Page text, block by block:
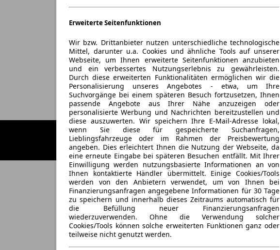
Erweiterte Seitenfunktionen
Wir bzw. Drittanbieter nutzen unterschiedliche technologische
Mittel, darunter u.a. Cookies und ähnliche Tools auf unserer
Webseite, um Ihnen erweiterte Seitenfunktionen anzubieten
und ein verbessertes Nutzungserlebnis zu gewährleisten.
Durch diese erweiterten Funktionalitäten ermöglichen wir die
Personalisierung unseres Angebotes - etwa, um Ihre
Suchvorgänge bei einem späteren Besuch fortzusetzen, Ihnen
passende Angebote aus Ihrer Nähe anzuzeigen oder
personalisierte Werbung und Nachrichten bereitzustellen und
diese auszuwerten. Wir speichern Ihre E-Mail-Adresse lokal,
wenn Sie diese für gespeicherte Suchanfragen,
Lieblingsfahrzeuge oder im Rahmen der Preisbewertung
angeben. Dies erleichtert Ihnen die Nutzung der Webseite, da
eine erneute Eingabe bei späteren Besuchen entfällt. Mit Ihrer
Einwilligung werden nutzungsbasierte Informationen an von
Ihnen kontaktierte Händler übermittelt. Einige Cookies/Tools
werden von den Anbietern verwendet, um von Ihnen bei
Finanzierungsanfragen angegebene Informationen für 30 Tage
zu speichern und innerhalb dieses Zeitraums automatisch für
die Befüllung neuer Finanzierungsanfragen
wiederzuverwenden. Ohne die Verwendung solcher
Cookies/Tools können solche erweiterten Funktionen ganz oder
teilweise nicht genutzt werden.